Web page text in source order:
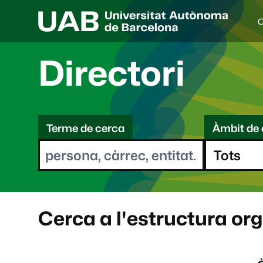
I
d
i
a
e
l
e
o
t
Directori
C
eTerme de cerca Àmbit de
Cerca a l'estructura